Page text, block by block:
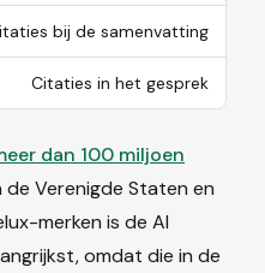
bij de samenvatting
Citaties in het gesprek
dan 100 miljoen
de Verenigde Staten en
merken is de AI
omdat die in de